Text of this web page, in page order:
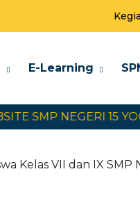
E-Learning
NEGERI 15
Kelas VII dan IX SMP